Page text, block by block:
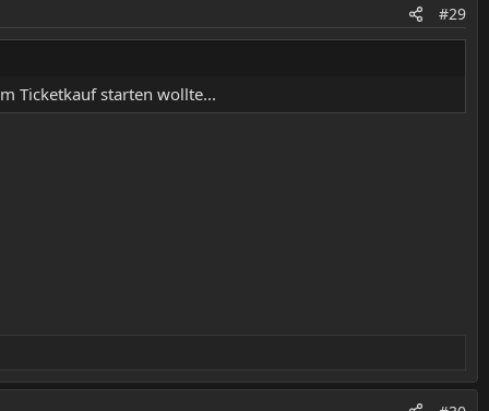
#29
Ticketkauf starten wollte...